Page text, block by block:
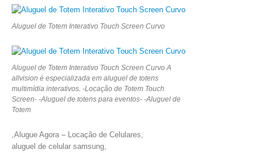
Aluguel de Totem Interativo Touch Screen Curvo
Aluguel de Totem Interativo Touch Screen Curvo A
allvision é especializada em aluguel de totens
multimídia interativos. -Locação de Totem Touch
Screen- -Aluguel de totens para eventos- -Aluguel de
Totem
,Alugue Agora – Locação de Celulares,
aluguel de celular samsung,